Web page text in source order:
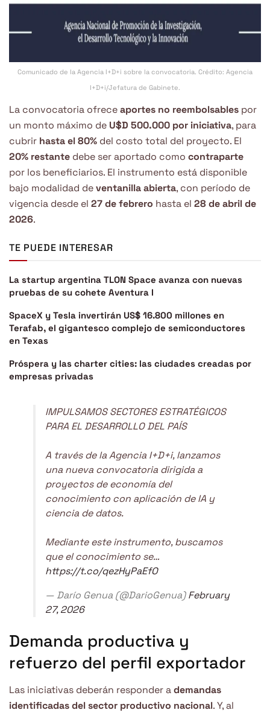
Comunicado de la Agencia I+D+i sobre la convocatoria. Crédito: Agencia
I+D+i/Jefatura de Gabinete.
La convocatoria ofreceaportes no reembolsables por
un monto máximo de U$D 500.000 por iniciativa, para
cubrir hasta el 80% del costo total del proyecto. El
20% restante debe ser aportado como contraparte
por los beneficiarios. El instrumento está disponible
bajo modalidad deventanilla abierta, con período de
vigencia desde el 27 de febrero hasta el 28 de abril de
2026.
TE PUEDE INTERESAR
La startup argentina TLON Space avanza con nuevas
pruebas de su cohete Aventura I
SpaceX y Tesla invertirán US$ 16.800 millones en
Terafab, el gigantesco complejo de semiconductores
en Texas
Próspera y las charter cities: las ciudades creadas por
empresas privadas
IMPULSAMOS SECTORES ESTRATÉGICOS
PARA EL DESARROLLO DEL PAÍS
A través de la Agencia I+D+i, lanzamos
una nueva convocatoria dirigida a
proyectos de economía del
conocimiento con aplicación de IA y
ciencia de datos.
Mediante este instrumento, buscamos
que el conocimiento se…
https://t.co/qezHyPaEfO
— Darío Genua (@DarioGenua)February
27, 2026
Demanda productiva y
refuerzo del perfil exportador
Las iniciativas deberán responder ademandas
identificadas del sector productivo nacional. Y, al